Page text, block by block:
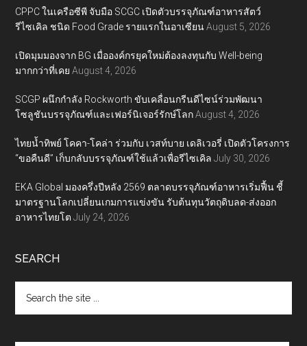
CPPC ในเครือซีพี จับมือ SCGC เปิดตัวบรรจุภัณฑ์อาหารสัตว์
รีไซเคิล ชนิด Food Grade รายแรกในอาเซียน August 5, 2026
เปิดมุมมองจาก BG เมื่อองค์กรยุคใหม่ต้องลงทุนกับ Well-being
มากกว่าที่เคย August 4, 2026
SCGP ผนึกกำลัง Rockworth ขับเคลื่อนกรีนดีไซน์ร่วมพัฒนา
โซลูชันบรรจุภัณฑ์และเฟอร์นิเจอร์รักษ์โลก August 4, 2026
ไทยน้ำทิพย์ โคคา-โคล่า ร่วมกับ เวสท์บาย เดลิเวอรี่ เปิดตัวโครงการ
“ขอคืนดี” เก็บกลับบรรจุภัณฑ์ใช้แล้วเพื่อรีไซเคิล July 30, 2026
EKA Global มองครึ่งปีหลัง 2569 ตลาดบรรจุภัณฑ์อาหารเริ่มฟื้น ชี้
มาตรฐานโลกเปลี่ยนเกมการแข่งขัน รับต้นทุนวัตถุดิบลด-ส่งออก
อาหารไทยโต July 24, 2026
SEARCH
the